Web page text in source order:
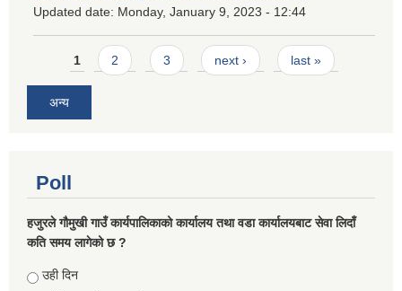
Updated date: Monday, January 9, 2023 - 12:44
Pages
1 2 3 next › last »
अन्य
Poll
हजुरले गौमुखी गाउँ कार्यपालिकाको कार्यालय तथा वडा कार्यालयबाट सेवा लिदाँ
कति समय लागेको छ ?
Choices
उही दिन